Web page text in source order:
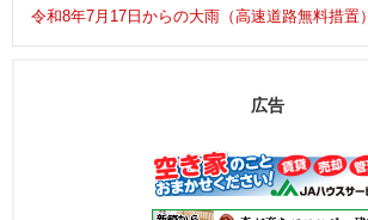
令和8年7月17日からの大雨（高速道路無料措置）
広告